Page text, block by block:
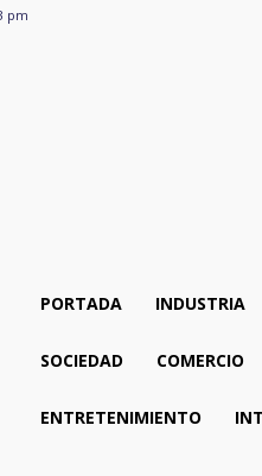
pm
PORTADA INDUSTRIA
SOCIEDAD COMERCIO
ENTRETENIMIENTO